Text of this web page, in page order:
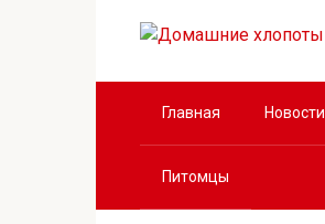
Главная Новости
Питомцы